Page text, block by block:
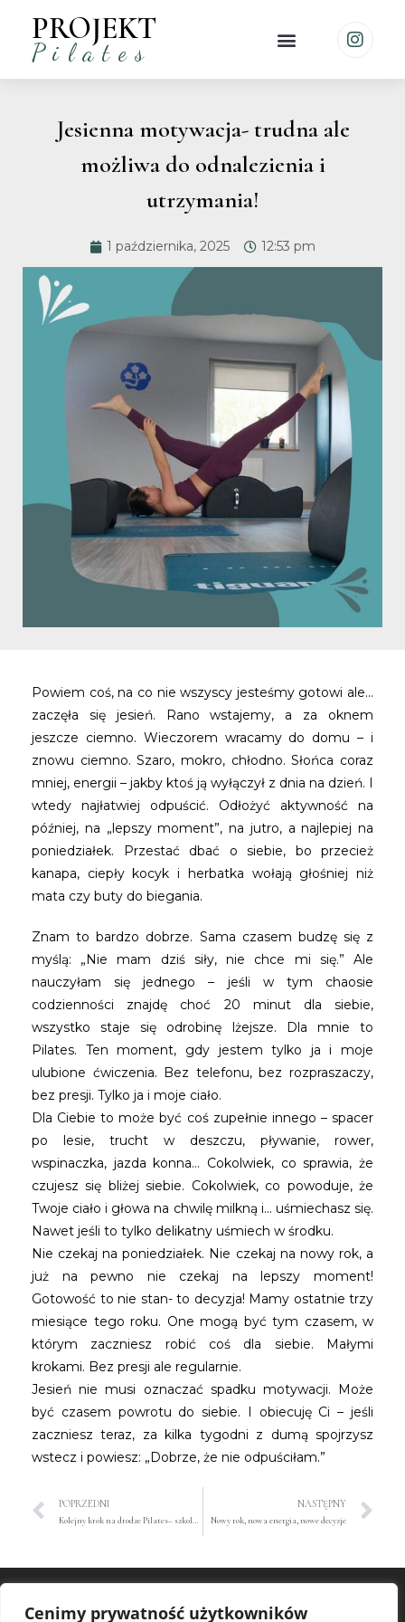
Cenimy prywatność użytkowników
PROJEKT
Pilates
Jesienna motywacja- trudna ale
możliwa do odnalezienia i
utrzymania!
1 października, 2025 12:53 pm
Powiem coś, na co nie wszyscy jesteśmy gotowi ale…
zaczęła się jesień. Rano wstajemy, a za oknem
jeszcze ciemno. Wieczorem wracamy do domu – i
znowu ciemno. Szaro, mokro, chłodno. Słońca coraz
mniej, energii – jakby ktoś ją wyłączył z dnia na dzień. I
wtedy najłatwiej odpuścić. Odłożyć aktywność na
później, na „lepszy moment”, na jutro, a najlepiej na
poniedziałek. Przestać dbać o siebie, bo przecież
kanapa, ciepły kocyk i herbatka wołają głośniej niż
mata czy buty do biegania.
Znam to bardzo dobrze. Sama czasem budzę się z
myślą: „Nie mam dziś siły, nie chce mi się.” Ale
nauczyłam się jednego – jeśli w tym chaosie
codzienności znajdę choć 20 minut dla siebie,
wszystko staje się odrobinę lżejsze. Dla mnie to
Pilates. Ten moment, gdy jestem tylko ja i moje
ulubione ćwiczenia. Bez telefonu, bez rozpraszaczy,
bez presji. Tylko ja i moje ciało.
Dla Ciebie to może być coś zupełnie innego – spacer
po lesie, trucht w deszczu, pływanie, rower,
wspinaczka, jazda konna… Cokolwiek, co sprawia, że
czujesz się bliżej siebie. Cokolwiek, co powoduje, że
Twoje ciało i głowa na chwilę milkną i… uśmiechasz się.
Nawet jeśli to tylko delikatny uśmiech w środku.
Nie czekaj na poniedziałek. Nie czekaj na nowy rok, a
już na pewno nie czekaj na lepszy moment!
Gotowość to nie stan- to decyzja! Mamy ostatnie trzy
miesiące tego roku. One mogą być tym czasem, w
którym zaczniesz robić coś dla siebie. Małymi
krokami. Bez presji ale regularnie.
Jesień nie musi oznaczać spadku motywacji. Może
być czasem powrotu do siebie. I obiecuję Ci – jeśli
zaczniesz teraz, za kilka tygodni z dumą spojrzysz
wstecz i powiesz: „Dobrze, że nie odpuściłam.”
POPRZEDNI
Kolejny krok na drodze Pilates– szkolenie, które zmieniło wszystko!
NASTĘPNY
Nowy rok, nowa energia, nowe decyzje
PROJEKT